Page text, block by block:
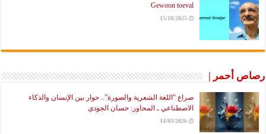
Gewoon toeval
15/10/2025
رصاص أحمر |
صراع “اللغة الشعرية والصورة”.. حوار بين الإنسان والذكاء
الاصطناعي ـ المحاور: حسان الجودي
14/03/2026